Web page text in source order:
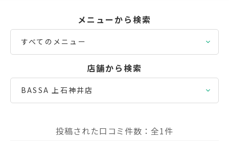
メニューから検索
すべてのメニュー
店舗から検索
BASSA 上石神井店
投稿された口コミ件数：全1件